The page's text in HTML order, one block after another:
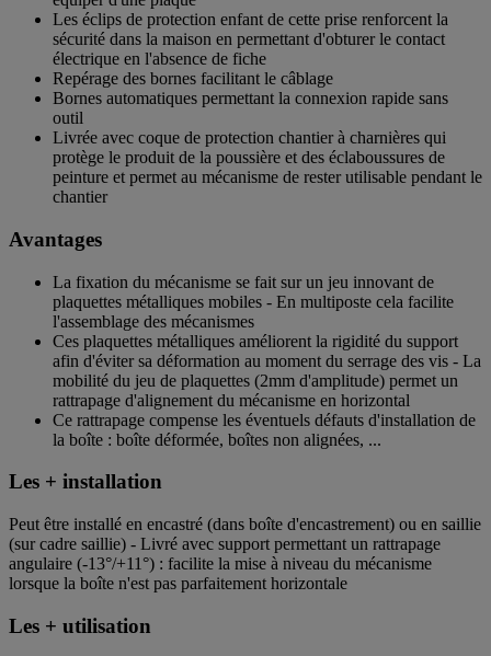
Les éclips de protection enfant de cette prise renforcent la
sécurité dans la maison en permettant d'obturer le contact
électrique en l'absence de fiche
Repérage des bornes facilitant le câblage
Bornes automatiques permettant la connexion rapide sans
outil
Livrée avec coque de protection chantier à charnières qui
protège le produit de la poussière et des éclaboussures de
peinture et permet au mécanisme de rester utilisable pendant le
chantier
Avantages
La fixation du mécanisme se fait sur un jeu innovant de
plaquettes métalliques mobiles - En multiposte cela facilite
l'assemblage des mécanismes
Ces plaquettes métalliques améliorent la rigidité du support
afin d'éviter sa déformation au moment du serrage des vis - La
mobilité du jeu de plaquettes (2mm d'amplitude) permet un
rattrapage d'alignement du mécanisme en horizontal
Ce rattrapage compense les éventuels défauts d'installation de
la boîte : boîte déformée, boîtes non alignées, ...
Les + installation
Peut être installé en encastré (dans boîte d'encastrement) ou en saillie
(sur cadre saillie) - Livré avec support permettant un rattrapage
angulaire (-13°/+11°) : facilite la mise à niveau du mécanisme
lorsque la boîte n'est pas parfaitement horizontale
Les + utilisation